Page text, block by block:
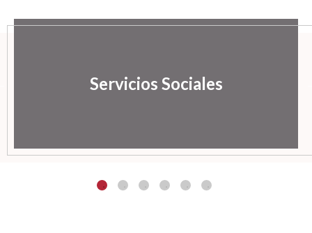
Servicios Sociales